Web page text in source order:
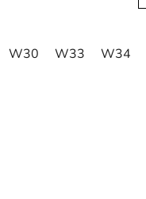
W30 W33 W34